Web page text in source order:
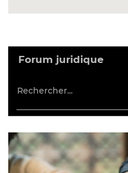
Forum juridique